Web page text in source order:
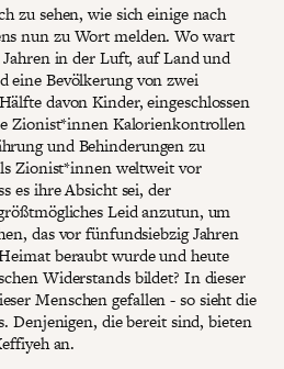
zu sehen, wie sich einige nach
nun zu Wort melden. Wo wart
Jahren in der Luft, auf Land und
eine Bevölkerung von zwei
davon Kinder, eingeschlossen
Zionist*innen Kalorienkontrollen
und Behinderungen zu
Zionist*innen weltweit vor
es ihre Absicht sei, der
Leid anzutun, um
das vor fünfundsiebzig Jahren
beraubt wurde und heute
Widerstands bildet? In dieser
Menschen gefallen - so sieht die
Denjenigen, die bereit sind, bieten
an.